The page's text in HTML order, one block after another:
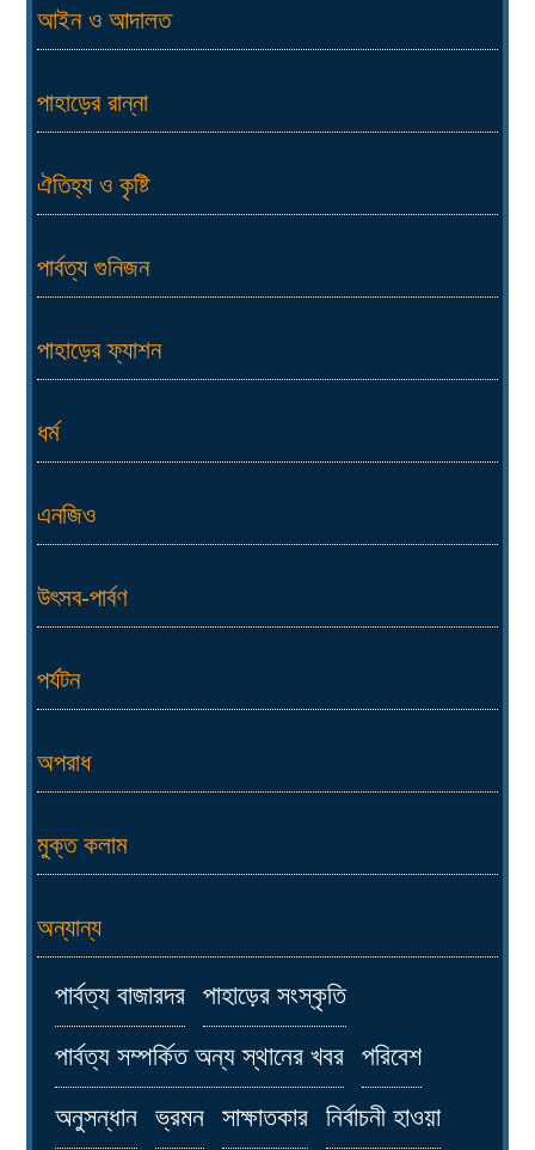
আইন ও আদালত
পাহাড়ের রান্না
ঐতিহ্য ও কৃষ্টি
পার্বত্য গুনিজন
পাহাড়ের ফ্যাশন
ধর্ম
এনজিও
উৎসব-পার্বণ
পর্যটন
অপরাধ
মুক্ত কলাম
অন্যান্য
পার্বত্য বাজারদর পাহাড়ের সংস্কৃতি
পার্বত্য সম্পর্কিত অন্য স্থানের খবর পরিবেশ
অনুসন্ধান ভ্রমন সাক্ষাতকার নির্বাচনী হাওয়া